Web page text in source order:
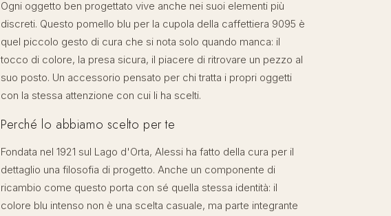
Ogni oggetto ben progettato vive anche nei suoi elementi più
discreti. Questo pomello blu per la cupola della caffettiera 9095 è
quel piccolo gesto di cura che si nota solo quando manca: il
tocco di colore, la presa sicura, il piacere di ritrovare un pezzo al
suo posto. Un accessorio pensato per chi tratta i propri oggetti
con la stessa attenzione con cui li ha scelti.
Perché lo abbiamo scelto per te
Fondata nel 1921 sul Lago d'Orta, Alessi ha fatto della cura per il
dettaglio una filosofia di progetto. Anche un componente di
ricambio come questo porta con sé quella stessa identità: il
colore blu intenso non è una scelta casuale, ma parte integrante